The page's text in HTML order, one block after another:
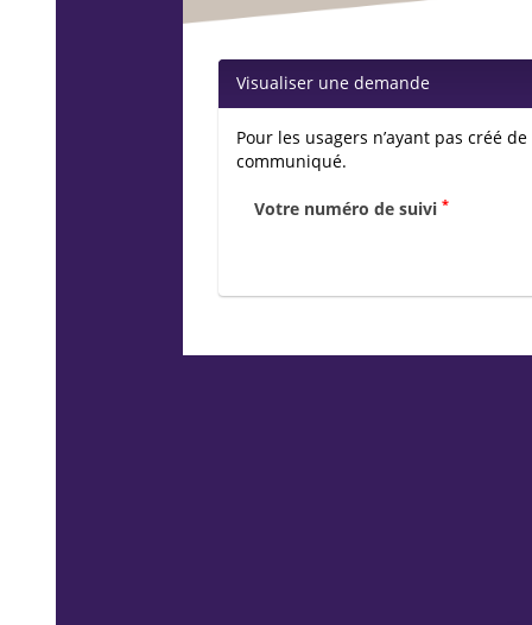
Visualiser une demande
Pour les usagers n’ayant pas créé
communiqué.
Votre numéro de suivi *